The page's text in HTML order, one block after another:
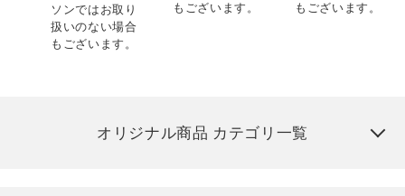
ソンではお取り
扱いのない場合
もございます。
もございます。
もございます。
オリジナル商品 カテゴリ一覧